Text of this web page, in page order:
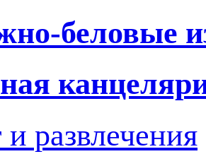
беловые
развлечения